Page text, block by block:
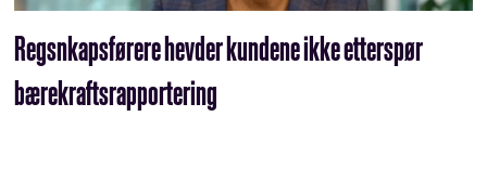
Regsnkapsførere hevder kundene ikke etterspør
bærekraftsrapportering